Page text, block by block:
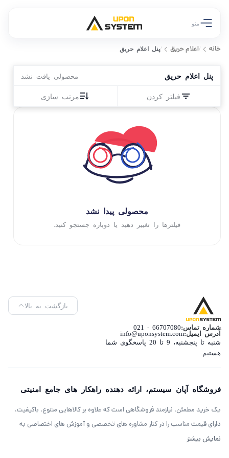
منو
خانه /اعلام حریق /پنل اعلام حریق
پنل اعلام حریق محصولی یافت نشد
فیلتر کردن مرتب سازی
محصولی پیدا نشد
فیلترها را تغییر دهید یا دوباره جستجو کنید.
شماره تماس:66707080 - 021
آدرس ایمیل:info@uponsystem.com
شنبه تا پنجشنبه، 9 تا 20 پاسخگوی شما
هستیم.
بازگشت به بالا
فروشگاه آپان سیستم، ارائه دهنده راهکار های جامع امنیتی
یک خرید مطمئن، نیازمند فروشگاهی است که علاوه بر کالاهایی متنوع، باکیفیت،
دارای قیمت مناسب را در کنار مشاوره های تخصصی و آموزش های اختصاصی به
مشتریان خود را ارائه دهد. ویژگی‌هایی که فروشگاه آپان سیستم (آرکا جم)
نمایش بیشتر